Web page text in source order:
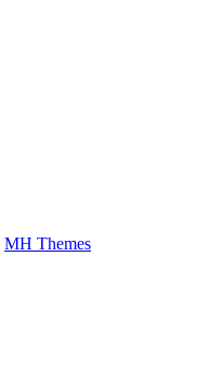
MH Themes